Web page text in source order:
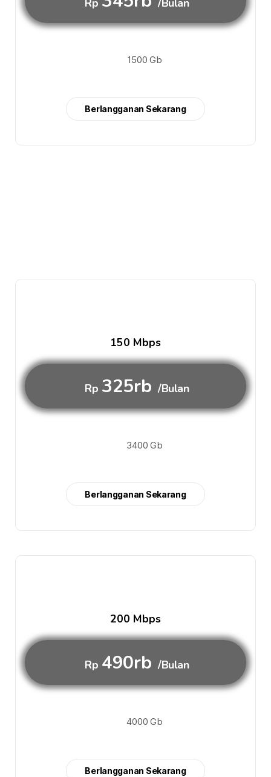
Rp /Bulan
1500 Gb
Berlangganan Sekarang
150 Mbps
Rp 325rb /Bulan
3400 Gb
Berlangganan Sekarang
200 Mbps
Rp 490rb /Bulan
4000 Gb
Berlangganan Sekarang